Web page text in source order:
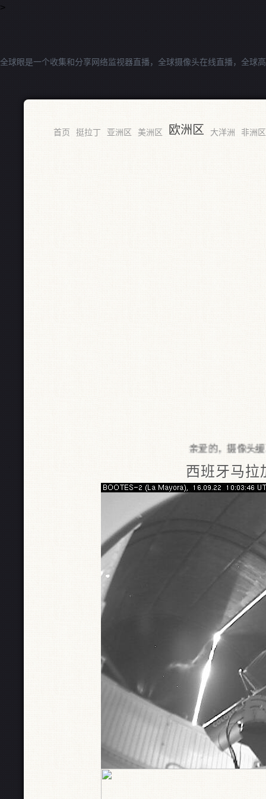
>
全球眼是一个收集和分享网络监视器直播，全球摄像头在线直播，全球
首页 挺拉丁 亚洲区 美洲区 欧洲区 大洋洲 非洲区
亲爱的，摄像头缓冲
西班牙马拉